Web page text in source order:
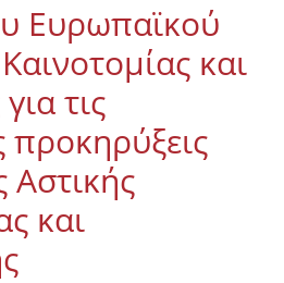
Ευρωπαϊκού
και
τις
προκηρύξεις
Αστικής
και